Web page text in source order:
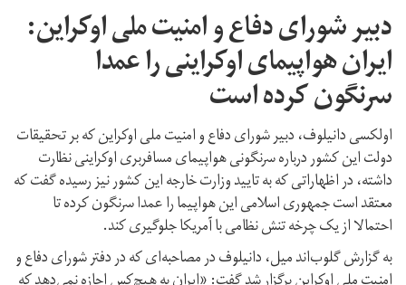
دبیر شورای دفاع و امنیت ملی اوکراین:
ایران هواپیمای اوکراینی را عمدا
سرنگون کرده است
اولکسی دانیلوف، دبیر شورای دفاع و امنیت ملی اوکراین که بر تحقیقات
دولت این کشور درباره سرنگونی هواپیمای مسافربری اوکراینی نظارت
داشته، در اظهاراتی که به تایید وزارت خارجه این کشور نیز رسیده گفت که
معتقد است جمهوری اسلامی این هواپیما را عمدا سرنگون کرده تا
احتمالا از یک چرخه تنش نظامی با آمریکا جلوگیری کند.
به گزارش گلوب‌اند میل، دانیلوف در مصاحبه‌ای که در دفتر شورای دفاع و